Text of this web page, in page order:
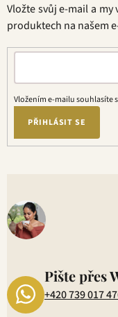
Vložte svůj e-mail a
produktech na našem
Vložením e-mailu souhlasíte s
PŘIHLÁSIT SE
Pište přes
+420 739 017